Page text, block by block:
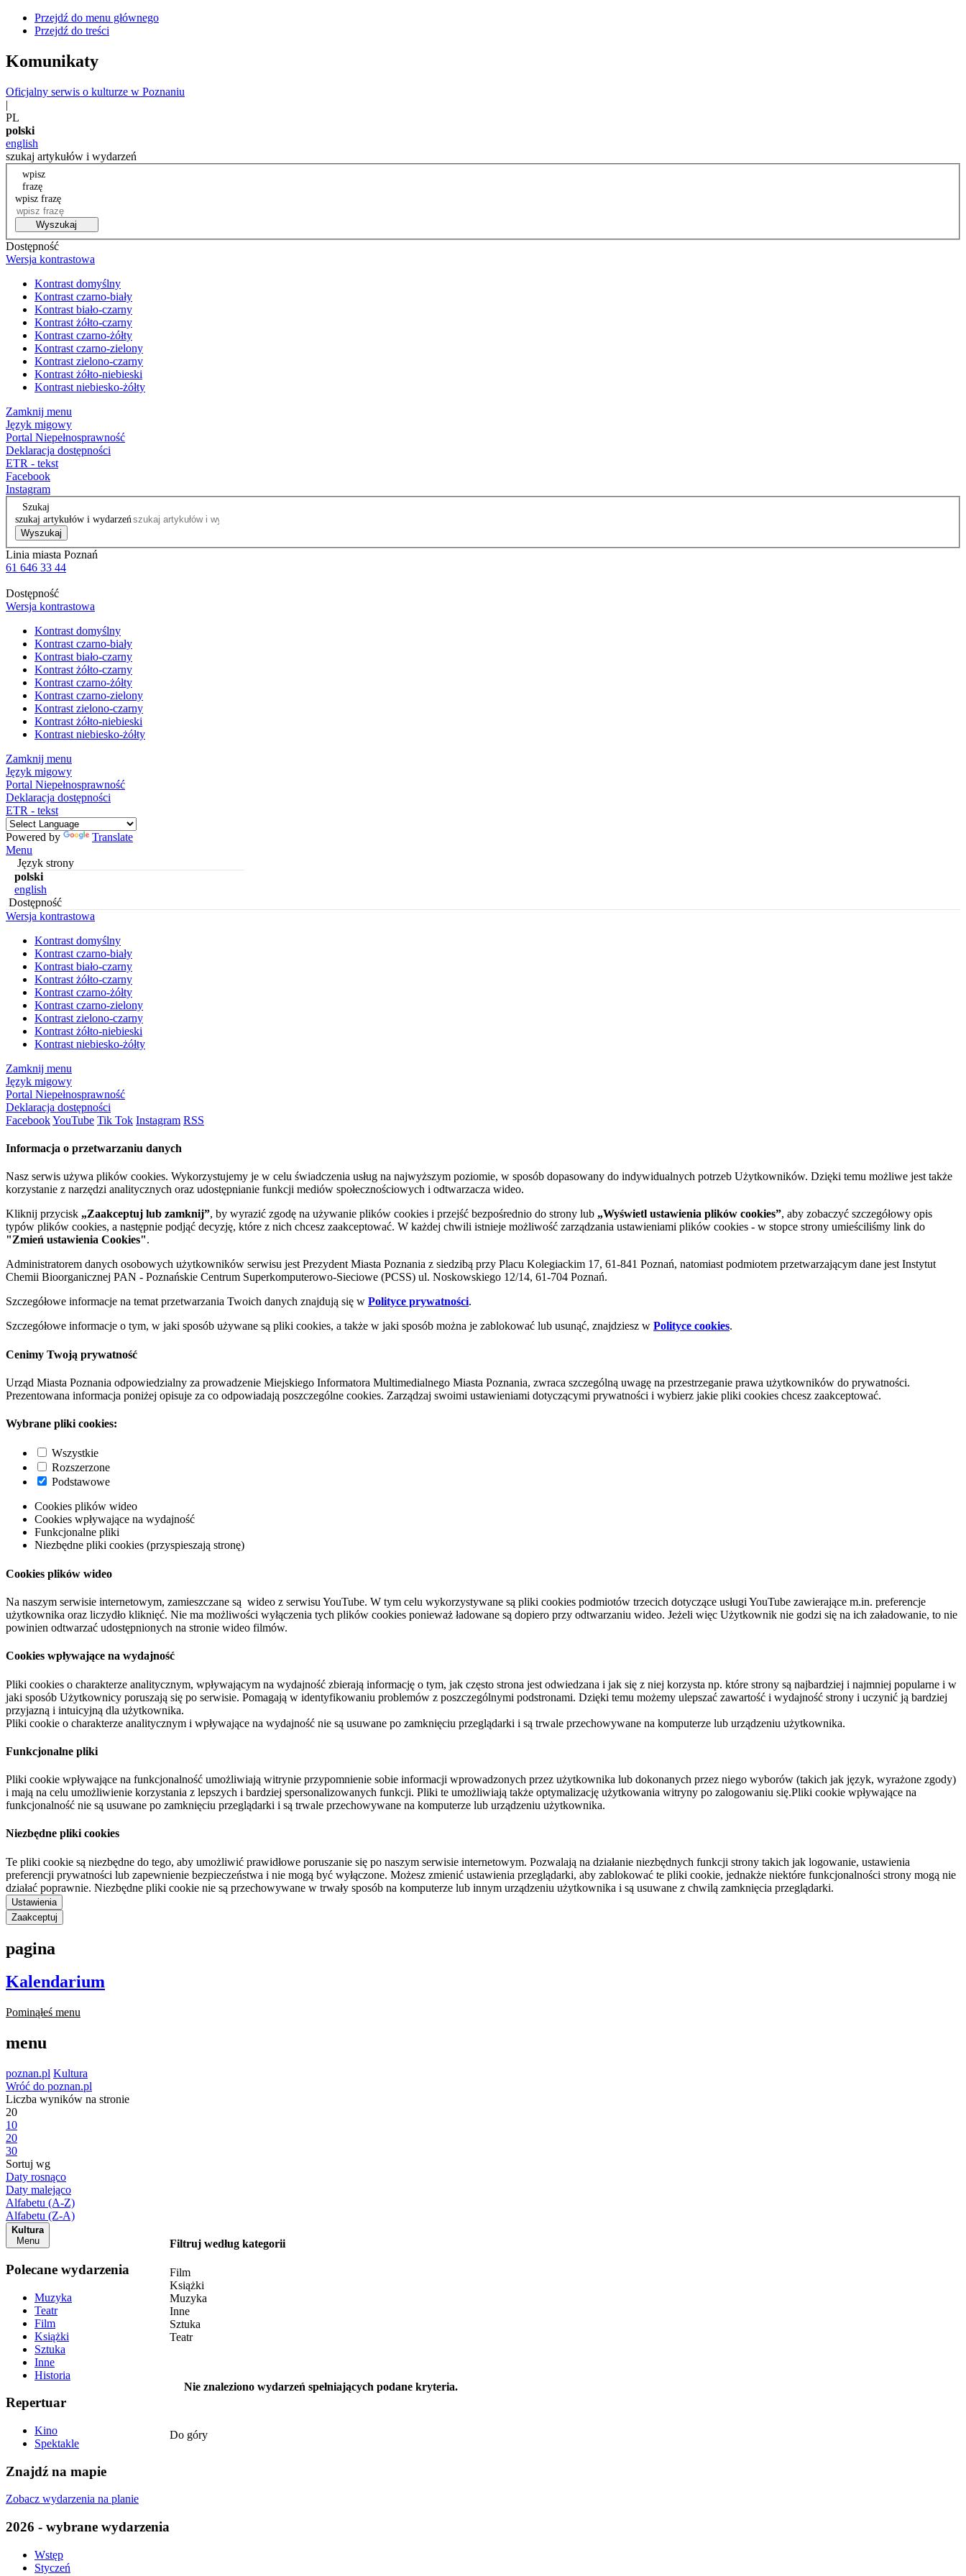
Przejdź do menu głównego
Przejdź do treści
Komunikaty
Oficjalny serwis o kulturze w Poznaniu
|
PL
polski
english
szukaj artykułów i wydarzeń
wpisz
frazę
wpisz frazę
Wyszukaj
Dostępność
Wersja kontrastowa
Kontrast domyślny
Kontrast czarno-biały
Kontrast biało-czarny
Kontrast żółto-czarny
Kontrast czarno-żółty
Kontrast czarno-zielony
Kontrast zielono-czarny
Kontrast żółto-niebieski
Kontrast niebiesko-żółty
Zamknij menu
Język migowy
Portal Niepełnosprawność
Deklaracja dostępności
ETR - tekst
Facebook
Instagram
Szukaj
szukaj artykułów i wydarzeń
Wyszukaj
Linia miasta Poznań
61 646 33 44
Dostępność
Wersja kontrastowa
Kontrast domyślny
Kontrast czarno-biały
Kontrast biało-czarny
Kontrast żółto-czarny
Kontrast czarno-żółty
Kontrast czarno-zielony
Kontrast zielono-czarny
Kontrast żółto-niebieski
Kontrast niebiesko-żółty
Zamknij menu
Język migowy
Portal Niepełnosprawność
Deklaracja dostępności
ETR - tekst
Powered by
Translate
Menu
Język strony
polski
english
Dostępność
Wersja kontrastowa
Kontrast domyślny
Kontrast czarno-biały
Kontrast biało-czarny
Kontrast żółto-czarny
Kontrast czarno-żółty
Kontrast czarno-zielony
Kontrast zielono-czarny
Kontrast żółto-niebieski
Kontrast niebiesko-żółty
Zamknij menu
Język migowy
Portal Niepełnosprawność
Deklaracja dostępności
FacebookYouTube Tik Tok Instagram RSS
Informacja o przetwarzaniu danych
Nasz serwis używa plików cookies. Wykorzystujemy je w celu świadczenia usług na najwyższym poziomie, w sposób dopasowany do indywidualnych potrzeb Użytkowników. Dzięki temu możliwe jest także
korzystanie z narzędzi analitycznych oraz udostępnianie funkcji mediów społecznościowych i odtwarzacza wideo.
Kliknij przycisk „Zaakceptuj lub zamknij”, by wyrazić zgodę na używanie plików cookies i przejść bezpośrednio do strony lub „Wyświetl ustawienia plików cookies”, aby zobaczyć szczegółowy opis
typów plików cookies, a następnie podjąć decyzję, które z nich chcesz zaakceptować. W każdej chwili istnieje możliwość zarządzania ustawieniami plików cookies - w stopce strony umieściliśmy link do
"Zmień ustawienia Cookies".
Administratorem danych osobowych użytkowników serwisu jest Prezydent Miasta Poznania z siedzibą przy Placu Kolegiackim 17, 61-841 Poznań, natomiast podmiotem przetwarzającym dane jest Instytut
Chemii Bioorganicznej PAN - Poznańskie Centrum Superkomputerowo-Sieciowe (PCSS) ul. Noskowskiego 12/14, 61-704 Poznań.
Szczegółowe informacje na temat przetwarzania Twoich danych znajdują się w Polityce prywatności.
Szczegółowe informacje o tym, w jaki sposób używane są pliki cookies, a także w jaki sposób można je zablokować lub usunąć, znajdziesz w Polityce cookies.
Cenimy Twoją prywatność
Urząd Miasta Poznania odpowiedzialny za prowadzenie Miejskiego Informatora Multimedialnego Miasta Poznania, zwraca szczególną uwagę na przestrzeganie prawa użytkowników do prywatności.
Prezentowana informacja poniżej opisuje za co odpowiadają poszczególne cookies. Zarządzaj swoimi ustawieniami dotyczącymi prywatności i wybierz jakie pliki cookies chcesz zaakceptować.
Wybrane pliki cookies:
Wszystkie
Rozszerzone
Podstawowe
Cookies plików wideo
Cookies wpływające na wydajność
Funkcjonalne pliki
Niezbędne pliki cookies (przyspieszają stronę)
Cookies plików wideo
Na naszym serwisie internetowym, zamieszczane są wideo z serwisu YouTube. W tym celu wykorzystywane są pliki cookies podmiotów trzecich dotyczące usługi YouTube zawierające m.in. preferencje
użytkownika oraz liczydło kliknięć. Nie ma możliwości wyłączenia tych plików cookies ponieważ ładowane są dopiero przy odtwarzaniu wideo. Jeżeli więc Użytkownik nie godzi się na ich załadowanie, to nie
powinien odtwarzać udostępnionych na stronie wideo filmów.
Cookies wpływające na wydajność
Pliki cookies o charakterze analitycznym, wpływającym na wydajność zbierają informację o tym, jak często strona jest odwiedzana i jak się z niej korzysta np. które strony są najbardziej i najmniej popularne i w
jaki sposób Użytkownicy poruszają się po serwisie. Pomagają w identyfikowaniu problemów z poszczególnymi podstronami. Dzięki temu możemy ulepszać zawartość i wydajność strony i uczynić ją bardziej
przyjazną i intuicyjną dla użytkownika.
Pliki cookie o charakterze analitycznym i wpływające na wydajność nie są usuwane po zamknięciu przeglądarki i są trwale przechowywane na komputerze lub urządzeniu użytkownika.
Funkcjonalne pliki
Pliki cookie wpływające na funkcjonalność umożliwiają witrynie przypomnienie sobie informacji wprowadzonych przez użytkownika lub dokonanych przez niego wyborów (takich jak język, wyrażone zgody)
i mają na celu umożliwienie korzystania z lepszych i bardziej spersonalizowanych funkcji. Pliki te umożliwiają także optymalizację użytkowania witryny po zalogowaniu się.Pliki cookie wpływające na
funkcjonalność nie są usuwane po zamknięciu przeglądarki i są trwale przechowywane na komputerze lub urządzeniu użytkownika.
Niezbędne pliki cookies
Te pliki cookie są niezbędne do tego, aby umożliwić prawidłowe poruszanie się po naszym serwisie internetowym. Pozwalają na działanie niezbędnych funkcji strony takich jak logowanie, ustawienia
preferencji prywatności lub zapewnienie bezpieczeństwa i nie mogą być wyłączone. Możesz zmienić ustawienia przeglądarki, aby zablokować te pliki cookie, jednakże niektóre funkcjonalności strony mogą nie
działać poprawnie. Niezbędne pliki cookie nie są przechowywane w trwały sposób na komputerze lub innym urządzeniu użytkownika i są usuwane z chwilą zamknięcia przeglądarki.
Ustawienia
Zaakceptuj
pagina
Kalendarium
Pominąłeś menu
menu
poznan.pl Kultura
Wróć do poznan.pl
Liczba wyników na stronie
20
10
20
30
Sortuj wg
Daty rosnąco
Daty malejąco
Alfabetu (A-Z)
Alfabetu (Z-A)
Kultura
Menu
Polecane wydarzenia
Muzyka
Teatr
Film
Książki
Sztuka
Inne
Historia
Repertuar
Kino
Spektakle
Znajdź na mapie
Zobacz wydarzenia na planie
2026 - wybrane wydarzenia
Wstęp
Styczeń
Filtruj według kategorii
Film
Książki
Muzyka
Inne
Sztuka
Teatr
Nie znaleziono wydarzeń spełniających podane kryteria.
Do góry